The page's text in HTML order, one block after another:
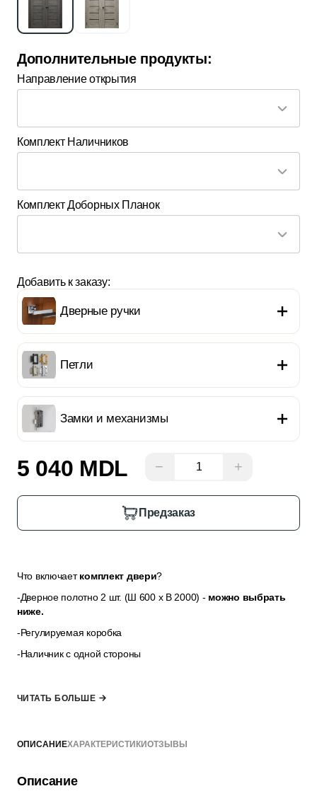
Дополнительные продукты:
Направление открытия
Комплект Наличников
Комплект Доборных Планок
Добавить к заказу:
Дверные ручки
Петли
Замки и механизмы
5 040 MDL − +
Предзаказ
Что включаеткомплект двери?
-Дверное полотно 2 шт. (Ш 600 x В 2000) - можно выбрать
ниже.
-Регулируемая коробка
-Наличник с одной стороны
Наличник для второй стороны и добор для дверной коробки
выбрать в разделе “Добавить к заказу”
ЧИТАТЬ БОЛЬШЕ
ОПИСАНИЕХАРАКТЕРИСТИКИОТЗЫВЫ
Описание